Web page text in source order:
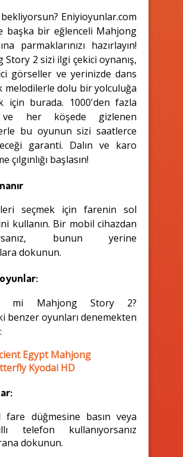
Eniyioyunlar.com
başka bir eğlenceli Mahjong
parmaklarınızı hazırlayın!
Story 2 sizi ilgi çekici oynanış,
görseller ve yerinizde dans
melodilerle dolu bir yolculuğa
için burada. 1000'den fazla
ve her köşede gizlenen
bu oyunun sizi saatlerce
garanti. Dalın ve karo
çılgınlığı başlasın!
seçmek için farenin sol
kullanın. Bir mobil cihazdan
bunun yerine
dokunun.
mi Mahjong Story 2?
benzer oyunları denemekten
Egypt Mahjong
Kyodai HD
fare düğmesine basın veya
telefon kullanıyorsanız
dokunun.